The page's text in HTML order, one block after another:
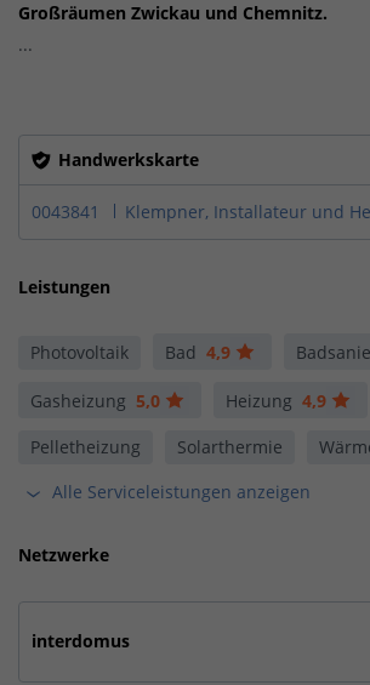
Großräumen Zwickau und Chemnitz.
...
Handwerkskarte
0043841 Klempner, Installateur und
Leistungen
Photovoltaik Bad 4,9
Gasheizung 5,0 Heizung 4,9
Pelletheizung
Solarthermie
Alle Serviceleistungen anzeigen
Netzwerke
interdomus